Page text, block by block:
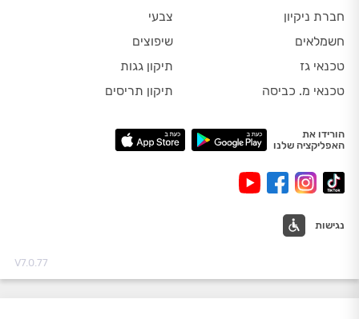
חברת ניקיון
חשמלאים
טכנאי גז
טכנאי מ. כביסה
צבעי
שיפוצים
תיקון גגות
תיקון תריסים
הורידו את
האפליקציה שלנו
נגישות
V7.0.77